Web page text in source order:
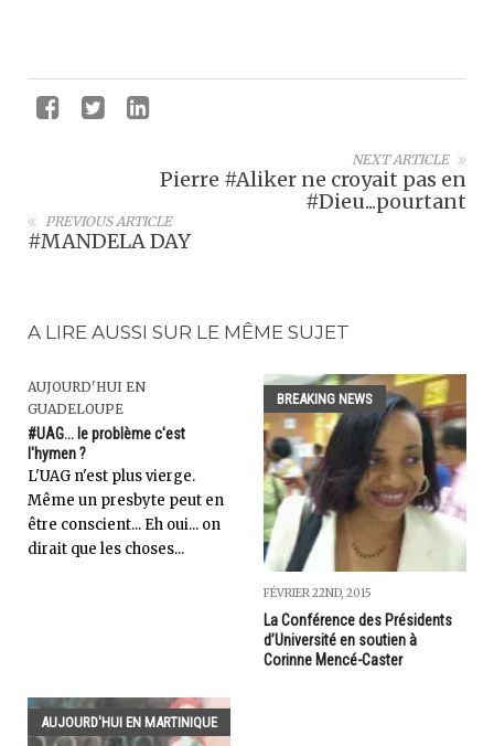
NEXT ARTICLE
Pierre #Aliker ne croyait pas en
#Dieu...pourtant
PREVIOUS ARTICLE
#MANDELA DAY
A LIRE AUSSI SUR LE MÊME SUJET
AUJOURD'HUI EN
GUADELOUPE
#UAG... le problème c'est
l'hymen ?
L'UAG n'est plus vierge.
Même un presbyte peut en
être conscient... Eh oui... on
dirait que les choses...
BREAKING NEWS
FÉVRIER 22ND, 2015
La Conférence des Présidents
d’Université en soutien à
Corinne Mencé-Caster
AUJOURD'HUI EN MARTINIQUE